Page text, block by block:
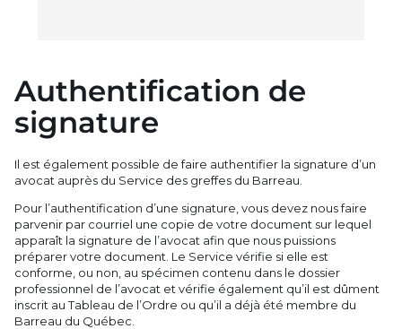
Authentification de
signature
Il est également possible de faire authentifier la signature d’un
avocat auprès du Service des greffes du Barreau.
Pour l’authentification d’une signature, vous devez nous faire
parvenir par courriel une copie de votre document sur lequel
apparaît la signature de l’avocat afin que nous puissions
préparer votre document. Le Service vérifie si elle est
conforme, ou non, au spécimen contenu dans le dossier
professionnel de l’avocat et vérifie également qu’il est dûment
inscrit au Tableau de l’Ordre ou qu’il a déjà été membre du
Barreau du Québec.